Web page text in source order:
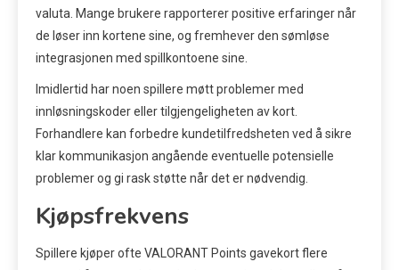
valuta. Mange brukere rapporterer positive erfaringer når
de løser inn kortene sine, og fremhever den sømløse
integrasjonen med spillkontoene sine.
Imidlertid har noen spillere møtt problemer med
innløsningskoder eller tilgjengeligheten av kort.
Forhandlere kan forbedre kundetilfredsheten ved å sikre
klar kommunikasjon angående eventuelle potensielle
problemer og gi rask støtte når det er nødvendig.
Kjøpsfrekvens
Spillere kjøper ofte VALORANT Points gavekort flere